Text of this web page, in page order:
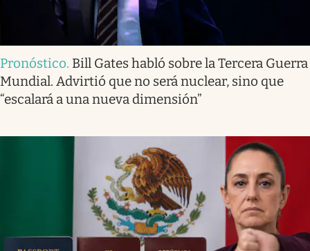
Pronóstico. Bill Gates habló sobre la Tercera Guerra
Mundial. Advirtió que no será nuclear, sino que
“escalará a una nueva dimensión”